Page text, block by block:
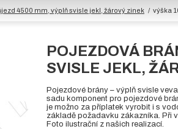
4500 mm, výplň svisle jekl, žárový zinek výška
POJEZDOVÁ
SVISLE JEKL,
Pojezdové brány – výplň svisle
sadu komponent pro pojezdové
je možno za příplatek vyrobit i s
základě požadavku zákazníka. Při
Foto ilustrační z našich realizací.